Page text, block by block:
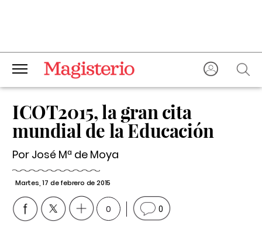
ICOT2015, la gran cita
mundial de la Educación
Por José Mª de Moya
Martes, 17 de febrero de 2015
0 0